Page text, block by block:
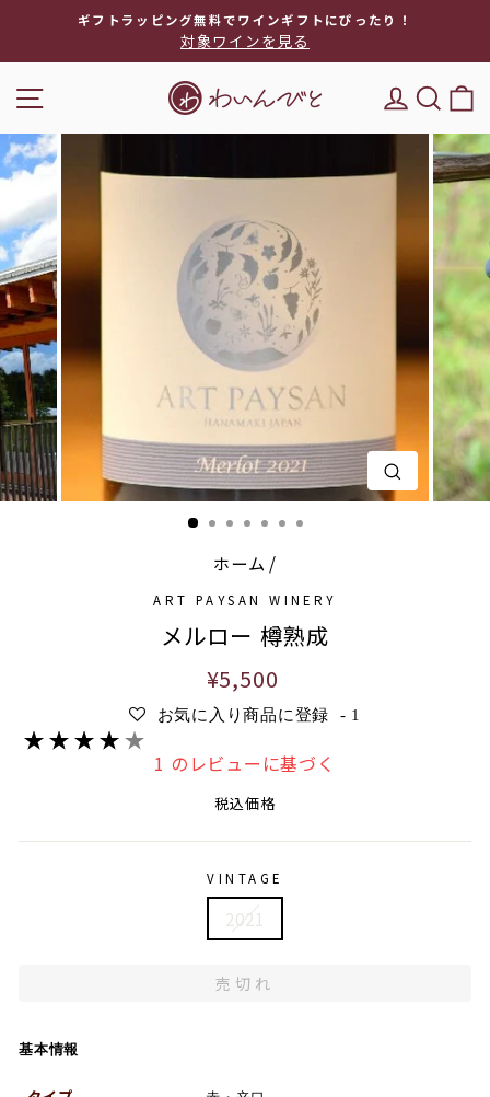
ス
イ
を
停
止
ギフトラッピング無料でワインギフトにぴったり！
対象ワインを見る
キー
閉じる
ホーム /
ART PAYSAN WINERY
メルロー 樽熟成
通
価
¥5,500
お気に入り商品に登録 - 1
1 のレビューに基づく
税込価格
VINTAGE
2021
売切れ
基本情報